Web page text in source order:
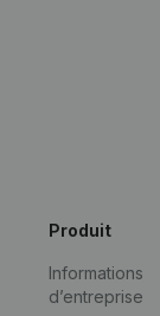
Produit
Informations
d’entreprise